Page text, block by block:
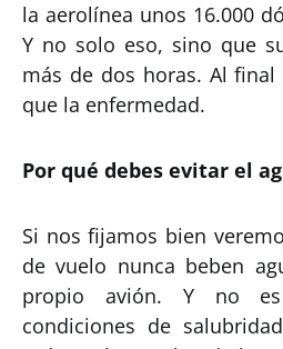
la aerolínea unos 16.000
Y no solo eso, sino que
más de dos horas. Al
que la enfermedad.
Por qué debes evitar el
Si nos fijamos bien
de vuelo nunca beben
propio avión. Y no
condiciones de